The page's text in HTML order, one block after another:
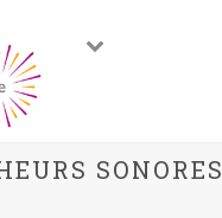
SONORES